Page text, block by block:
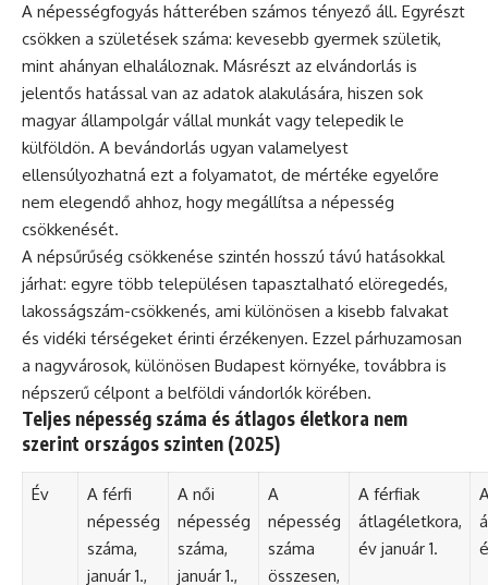
A népességfogyás hátterében számos tényező áll. Egyrészt
csökken a születések száma: kevesebb gyermek születik,
mint ahányan elhaláloznak. Másrészt az elvándorlás is
jelentős hatással van az adatok alakulására, hiszen sok
magyar állampolgár vállal munkát vagy telepedik le
külföldön. A bevándorlás ugyan valamelyest
ellensúlyozhatná ezt a folyamatot, de mértéke egyelőre
nem elegendő ahhoz, hogy megállítsa a népesség
csökkenését.
A népsűrűség csökkenése szintén hosszú távú hatásokkal
járhat: egyre több településen tapasztalható elöregedés,
lakosságszám-csökkenés, ami különösen a kisebb falvakat
és vidéki térségeket érinti érzékenyen. Ezzel párhuzamosan
a nagyvárosok, különösen Budapest környéke, továbbra is
népszerű célpont a belföldi vándorlók körében.
Teljes népesség száma és átlagos életkora nem
szerint országos szinten (2025)
Év
A férfi
népesség
száma,
január 1.,
A női
népesség
száma,
január 1.,
A
népesség
száma
összesen,
A férfiak
átlagéletkora,
év január 1.